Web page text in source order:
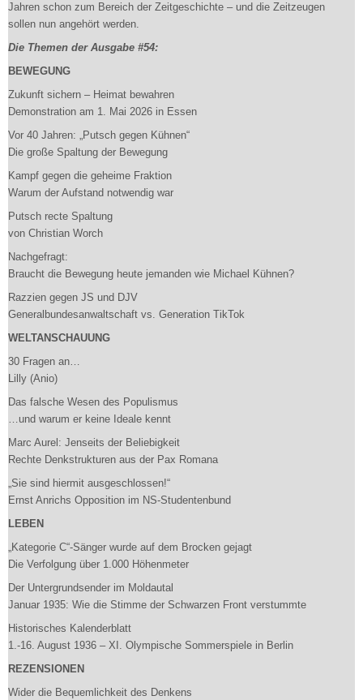
Jahren schon zum Bereich der Zeitgeschichte – und die Zeitzeugen
sollen nun angehört werden.
Die Themen der Ausgabe #54:
BEWEGUNG
Zukunft sichern – Heimat bewahren
Demonstration am 1. Mai 2026 in Essen
Vor 40 Jahren: „Putsch gegen Kühnen“
Die große Spaltung der Bewegung
Kampf gegen die geheime Fraktion
Warum der Aufstand notwendig war
Putsch recte Spaltung
von Christian Worch
Nachgefragt:
Braucht die Bewegung heute jemanden wie Michael Kühnen?
Razzien gegen JS und DJV
Generalbundesanwaltschaft vs. Generation TikTok
WELTANSCHAUUNG
30 Fragen an…
Lilly (Anio)
Das falsche Wesen des Populismus
…und warum er keine Ideale kennt
Marc Aurel: Jenseits der Beliebigkeit
Rechte Denkstrukturen aus der Pax Romana
„Sie sind hiermit ausgeschlossen!“
Ernst Anrichs Opposition im NS-Studentenbund
LEBEN
„Kategorie C“-Sänger wurde auf dem Brocken gejagt
Die Verfolgung über 1.000 Höhenmeter
Der Untergrundsender im Moldautal
Januar 1935: Wie die Stimme der Schwarzen Front verstummte
Historisches Kalenderblatt
1.-16. August 1936 – XI. Olympische Sommerspiele in Berlin
REZENSIONEN
Wider die Bequemlichkeit des Denkens